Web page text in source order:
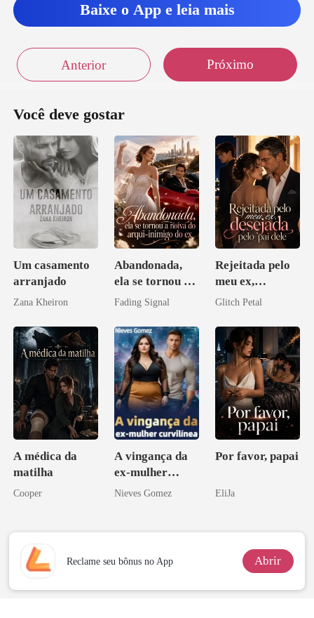
Baixe o App e leia mais
Anterior Próximo
Você deve gostar
Um casamento
arranjado
Zana Kheiron
Abandonada,
ela se tornou a
noiva do arqui-
Fading Signal
Rejeitada pelo
meu ex,
desejada pelo
Glitch Petal
A médica da
matilha
Cooper
A vingança da
ex-mulher
curvilínea
Nieves Gomez
Por favor, papai
EliJa
Reclame seu bônus no App Abrir